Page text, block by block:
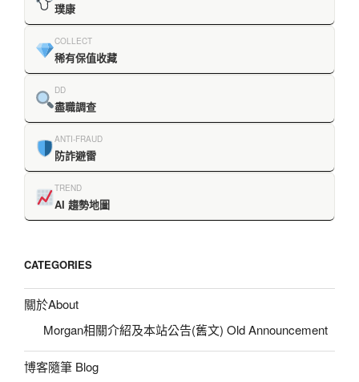
璞康
COLLECT
稀有保值收藏
DD
盡職調查
ANTI-FRAUD
防詐避雷
TREND
AI 趨勢地圖
CATEGORIES
關於About
Morgan相關介紹及本站公告(舊文) Old Announcement
博客隨筆 Blog